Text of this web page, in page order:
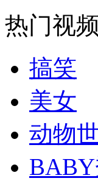
走！跟着总书记
消防员救轻生者
热门视
搞笑
美女
动物